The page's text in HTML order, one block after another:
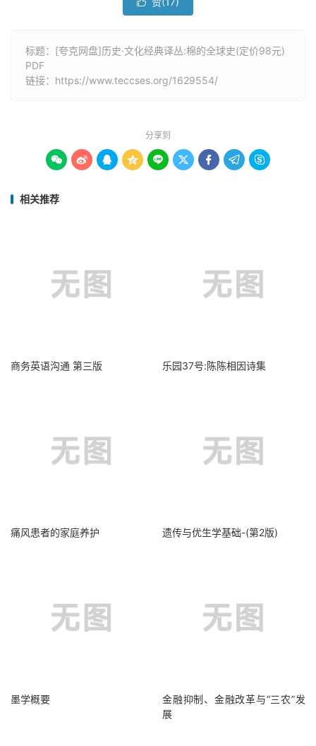

标题：[夸克网盘]历史·文化经典译丛:棉的全球史(定价98元)
PDF
链接： https://www.teccses.org/1629554/
分享到
        
相关推荐
商务英语沟通 第三版 乐园37号:陈陈相因诗集
痛风患者的家庭养护 遗传与优生学基础-(第2版)
墨学概要
金融抑制、金融改革与“三农”发
展